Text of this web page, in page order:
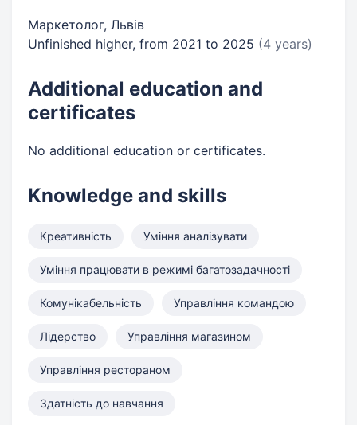
Маркетолог, Львів
Unfinished higher, from 2021 to 2025 (4 years)
Additional education and
certificates
No additional education or certificates.
Knowledge and skills
Креативність Уміння аналізувати
Уміння працювати в режимі багатозадачності
Комунікабельність Управління командою
Лідерство Управління магазином
Управління рестораном
Здатність до навчання